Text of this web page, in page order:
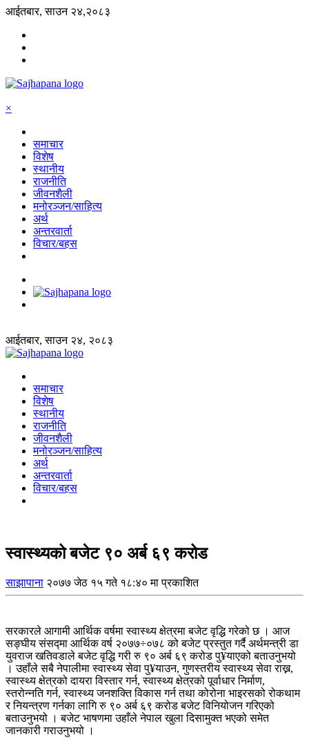
आईतबार, साउन २४,२०८३
×
समाचार
विशेष
स्थानीय
राजनीति
जीवनशैली
मनोरञ्जन/साहित्य
अर्थ
अन्तरवार्ता
विचार/बहस
आईतबार, साउन २४, २०८३
समाचार
विशेष
स्थानीय
राजनीति
जीवनशैली
मनोरञ्जन/साहित्य
अर्थ
अन्तरवार्ता
विचार/बहस
स्वास्थ्यको बजेट ९० अर्ब ६९ करोड
साझापाना २०७७ जेठ १५ गते १८:४० मा प्रकाशित
सरकारले आगामी आर्थिक वर्षमा स्वास्थ्य क्षेत्रमा बजेट वृद्धि गरेको छ । आज
सङ्घीय संसद्मा आर्थिक वर्ष २०७७÷०७८ को बजेट प्रस्तुत गर्दै अर्थमन्त्री डा
युवराज खतिवडाले बजेट वृद्धि गरी रु ९० अर्ब ६९ करोड पु¥याएको बताउनुभयो
। उहाँले सबै नेपालीमा स्वास्थ्य सेवा पु¥याउन, गुणस्तरीय स्वास्थ्य सेवा राख्न,
स्वास्थ्य क्षेत्रको दायरा विस्तार गर्न, स्वास्थ्य क्षेत्रको पूर्वाधार निर्माण,
स्तरोन्नति गर्न, स्वास्थ्य जनशक्ति विकास गर्न तथा कोरोना भाइरसको रोकथाम
र नियन्त्रण गर्नका लागि रु ९० अर्ब ६९ करोड बजेट विनियोजन गरिएको
बताउनुभयो । बजेट भाषणमा उहाँले नेपाल खुला दिसामुक्त भएको समेत
जानकारी गराउनुभयो ।